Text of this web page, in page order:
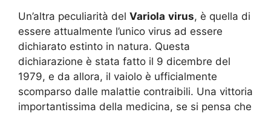
Un’altra peculiarità del Variola virus, è quella di
essere attualmente l’unico virus ad essere
dichiarato estinto in natura. Questa
dichiarazione è stata fatto il 9 dicembre del
1979, e da allora, il vaiolo è ufficialmente
scomparso dalle malattie contraibili. Una vittoria
importantissima della medicina, se si pensa che